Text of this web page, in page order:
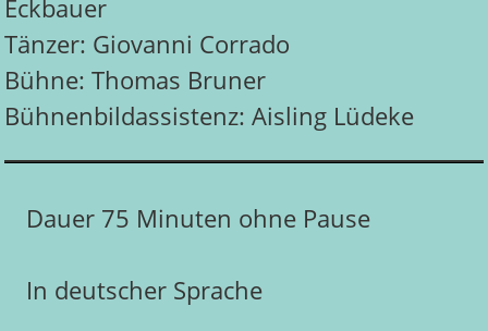
Eckbauer
Tänzer: Giovanni Corrado
Bühne: Thomas Bruner
Bühnenbildassistenz: Aisling Lüdeke
Dauer 75 Minuten ohne Pause
In deutscher Sprache